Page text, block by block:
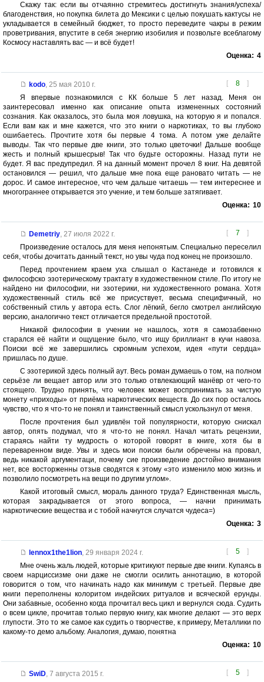
Скажу так: если вы отчаянно стремитесь достигнуть знания/успеха/
благоденствия, но покупка билета до Мексики с целью покушать кактусы не
укладывается в семейный бюджет, то просто переведите чакры в режим
проветривания, впустите в себя энергию изобилия и позвольте всеблагому
Космосу наставлять вас — и всё будет!
Оценка: 4
[ 8 ]
kodo, 25 мая 2010 г.
Я впервые познакомился с КК больше 5 лет назад. Меня он
заинтересовал именно как описание опыта измененных состояний
сознания. Как оказалось, это была моя ловушка, на которую я и попался.
Если вам как и мне кажется, что это книги о наркотиках, то вы глубоко
ошибаетесь. Прочтите хотя бы первые 4 тома. А потом уже делайте
выводы. Так что первые две книги, это только цветочки! Дальше вообще
жесть и полный крышесрыв! Так что будьте осторожны. Назад пути не
будет. Я вас предупредил. Я на данный момент прочел 8 книг. На девятой
остановился — решил, что дальше мне пока еще рановато читать — не
дорос. И самое интересное, что чем дальше читаешь — тем интереснее и
многограннее открывается это учение, и тем больше затягивает.
Оценка: 10
[ 7 ]
Demetriy, 27 июля 2022 г.
Произведение осталось для меня непонятым. Специально переселил
себя, чтобы дочитать данный текст, но увы чуда под конец не произошло.
Перед прочтением краем уха слышал о Кастанеде и готовился к
философско эзотерическому трактату в художественном стиле. По итогу не
найдено ни философии, ни эзотерики, ни художественного романа. Хотя
художественный стиль всё же присуствует, весьма специфичный, но
собственный стиль у автора есть. Слог лёгкий, бегло смотрел английскую
версию, аналогично текст отличается предельной простотой.
Никакой философии в учении не нашлось, хотя я самозабвенно
старался её найти и ощущение было, что ищу бриллиант в кучи навоза.
Поиски всё же завершились скромным успехом, идея «пути сердца»
пришлась по душе.
С эзотерикой здесь полный аут. Весь роман думаешь о том, на полном
серьёзе ли вещает автор или это только отвлекающий манёвр от чего-то
стоящего. Трудно принять, что человек может воспринимать за чистую
монету «приходы» от приёма наркотических веществ. До сих пор осталось
чувство, что я что-то не понял и таинственный смысл ускользнул от меня.
После прочтения был удивлён той популярности, которую снискал
автор, опять подумал, что я что-то не понял. Начал читать рецензии,
стараясь найти ту мудрость о которой говорят в книге, хотя бы в
переваренном виде. Увы и здесь мои поиски были обречены на провал,
ведь никакой аргументаци, почему сие произведение достойно внимания
нет, все восторженны отзыв сводятся к этому «это изменило мою жизнь и
позволило посмотреть на вещи по другим углом».
Какой итоговый смысл, мораль данного труда? Единственная мысль,
которая закрадывается от этого вопроса, — начни принимать
наркотические вещества и с тобой начнутся случатся чудеса=)
Оценка: 3
[ 5 ]
lennox1the1lion, 29 января 2024 г.
Мне очень жаль людей, которые критикуют первые две книги. Купаясь в
своем нарциссизме они даже не смогли осилить аннотацию, в которой
говорится о том, что начинать надо как минимум с третьей. Первые две
книги переполнены колоритом индейских ритуалов и всяческой ерунды.
Они забавные, особенно когда прочитал весь цикл и вернулся сюда. Судить
о всем цикле, прочитав только первую книгу, как многие делают — это верх
глупости. Это то же самое как судить о творчестве, к примеру, Металлики по
какому-то демо альбому. Аналогия, думаю, понятна
Оценка: 10
[ 5 ]
SwiD, 7 августа 2015 г.